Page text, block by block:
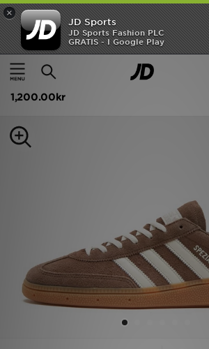
×
JD Sports
JD Sports Fashion PLC
GRATIS - I Google Play
Hem
Herr Herrskor Sneakers
adidas Originals Handball Spezial Herr
1,200.00kr
Hem
Rea
Dam
Sport